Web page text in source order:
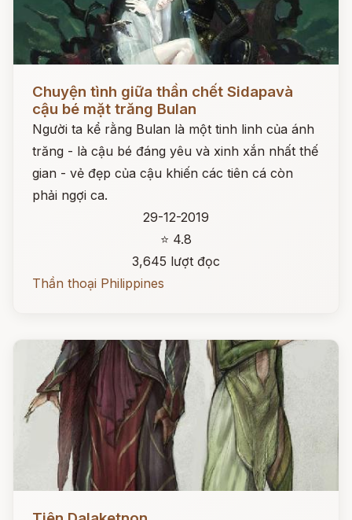
Chuyện tình giữa thần chết Sidapavà
cậu bé mặt trăng Bulan
Người ta kể rằng Bulan là một tinh linh của ánh
trăng - là cậu bé đáng yêu và xinh xắn nhất thế
gian - vẻ đẹp của cậu khiến các tiên cá còn
phải ngợi ca.
29-12-2019
⭐ 4.8
3,645 lượt đọc
Thần thoại Philippines